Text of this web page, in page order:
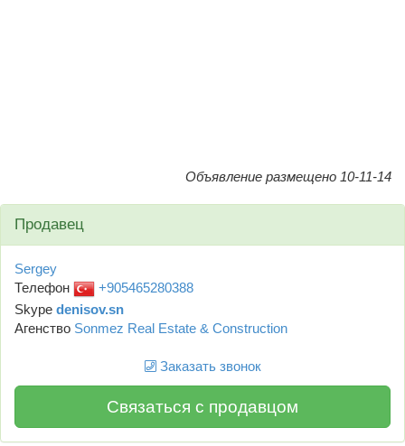
Объявление размещено 10-11-14
Продавец
Sergey
Телефон
+905465280388
Skype denisov.sn
Агенство Sonmez Real Estate & Construction
Заказать звонок
Связаться с продавцом